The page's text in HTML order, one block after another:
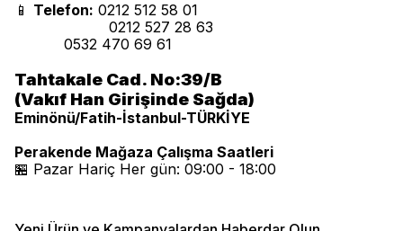
📱 Telefon: 0212 512 58 01
0212 527 28 63
0532 470 69 61
Tahtakale Cad. No:39/B
(Vakıf Han Girişinde Sağda)
Eminönü/Fatih-İstanbul-TÜRKİYE
Perakende Mağaza Çalışma Saatleri
🏪 Pazar Hariç Her gün: 09:00 - 18:00